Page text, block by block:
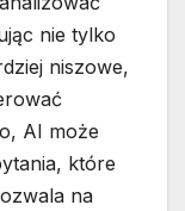
nie tylko
niszowe,
AI może
które
na